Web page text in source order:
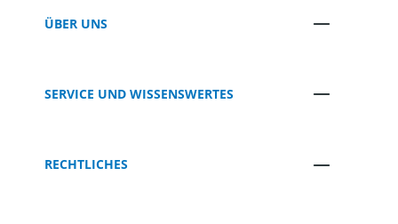
ÜBER UNS
SERVICE UND WISSENSWERTES
RECHTLICHES